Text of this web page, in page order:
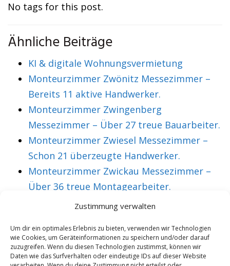
Zustimmung verwalten
Um dir ein optimales Erlebnis zu bieten, verwenden wir Technologien
wie Cookies, um Geräteinformationen zu speichern und/oder darauf
zuzugreifen. Wenn du diesen Technologien zustimmst, können wir
Daten wie das Surfverhalten oder eindeutige IDs auf dieser Website
No tags for this post.
Ähnliche Beiträge
KI & digitale Wohnungsvermietung
Monteurzimmer Zwönitz Messezimmer –
Bereits 11 aktive Handwerker.
Monteurzimmer Zwingenberg
Messezimmer – Über 27 treue Bauarbeiter.
Monteurzimmer Zwiesel Messezimmer –
Schon 21 überzeugte Handwerker.
Monteurzimmer Zwickau Messezimmer –
Über 36 treue Montagearbeiter.
VORHERIGER ARTIKEL
Monteurzimmer
Gaggenau
NÄCHSTER ARTIKEL
Monteurzimmer
Gallneukirchen